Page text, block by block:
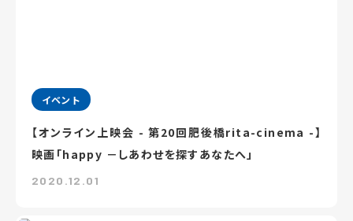
イベント
【オンライン上映会 - 第20回肥後橋rita-cinema -】
映画「happy －しあわせを探すあなたへ」
2020.12.01